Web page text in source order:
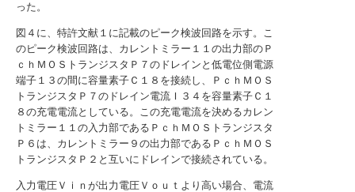
った。
図４に、特許文献１に記載のピーク検波回路を示す。こ
のピーク検波回路は、カレントミラー１１の出力部のＰ
ｃｈＭＯＳトランジスタＰ７のドレインと低電位側電源
端子１３の間に容量素子Ｃ１８を接続し、ＰｃｈＭＯＳ
トランジスタＰ７のドレイン電流Ｉ３４を容量素子Ｃ１
８の充電電流としている。この充電電流を決めるカレン
トミラー１１の入力部であるＰｃｈＭＯＳトランジスタ
Ｐ６は、カレントミラー９の出力部であるＰｃｈＭＯＳ
トランジスタＰ２と互いにドレインで接続されている。
入力電圧Ｖｉｎが出力電圧Ｖｏｕｔより高い場合、電流